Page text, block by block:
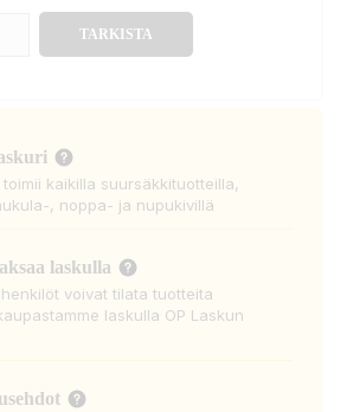
TARKISTA
toimii kaikilla suursäkkituotteilla,
, noppa- ja nupukivillä
laskulla
voivat tilata tuotteita
laskulla OP Laskun